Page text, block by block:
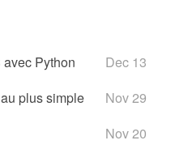
Python
Dec 13
plus simple
Nov 29
Nov 20